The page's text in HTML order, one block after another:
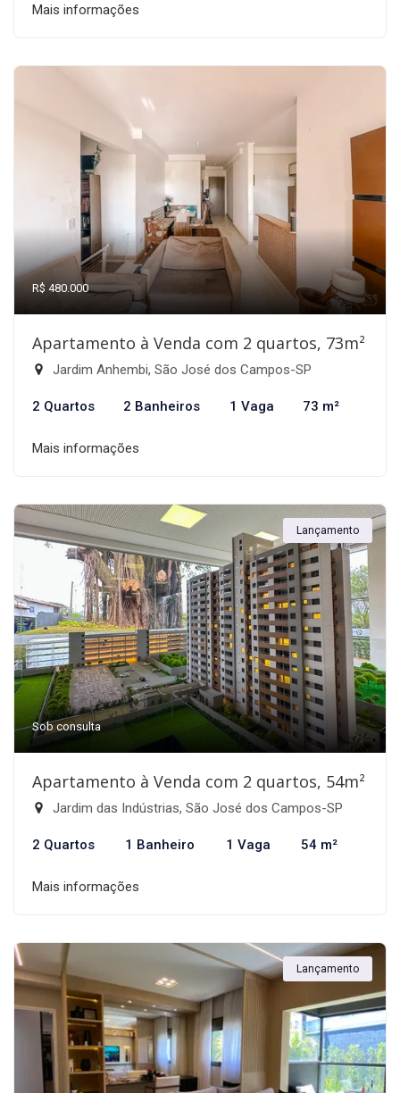
Mais informações
R$ 480.000
Apartamento à Venda com 2 quartos, 73m²
Jardim Anhembi, São José dos Campos-SP
2 Quartos 2 Banheiros 1 Vaga 73 m²
Mais informações
Lançamento
Sob consulta
Apartamento à Venda com 2 quartos, 54m²
Jardim das Indústrias, São José dos Campos-SP
2 Quartos 1 Banheiro 1 Vaga 54 m²
Mais informações
Lançamento